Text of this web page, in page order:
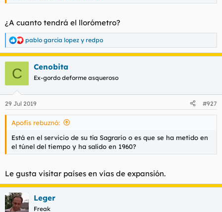
¿A cuanto tendrá el llorómetro?
R
e
a
e
s
pablo garcia lopez y redpo
C Cenobita
Ex-gordo deforme asqueroso
29 Jul 2019 #927
Apofis rebuznó:
Está en el servicio de su tía Sagrario o es que se ha metido en
el túnel del tiempo y ha salido en 1960?
Le gusta visitar países en vías de expansión.
Leger
Freak